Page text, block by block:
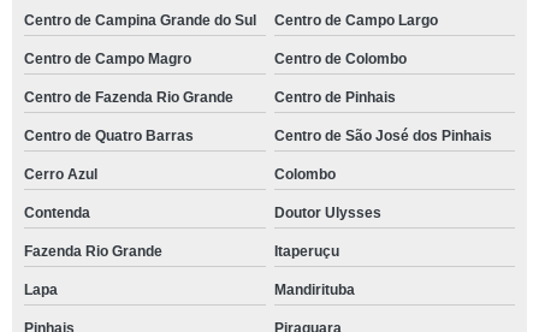
Centro de Campina Grande do Sul Centro de Campo Largo
Centro de Campo Magro Centro de Colombo
Centro de Fazenda Rio Grande Centro de Pinhais
Centro de Quatro Barras Centro de São José dos Pinhais
Cerro Azul Colombo
Contenda Doutor Ulysses
Fazenda Rio Grande Itaperuçu
Lapa Mandirituba
Pinhais Piraquara